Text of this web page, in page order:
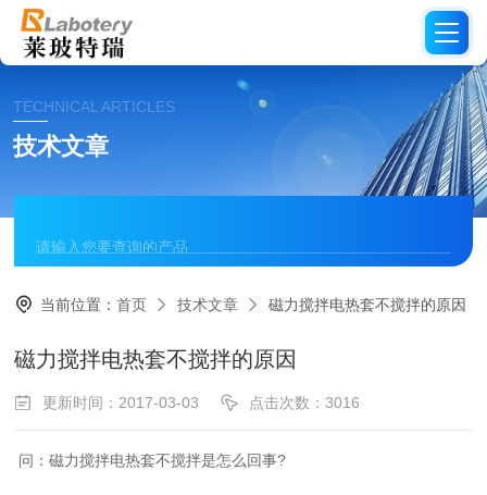
TECHNICAL ARTICLES
技术文章
当前位置：首页 技术文章 磁力搅拌电热套不搅拌的原因
磁力搅拌电热套不搅拌的原因
更新时间：2017-03-03 点击次数：3016
问：磁力搅拌电热套不搅拌是怎么回事?